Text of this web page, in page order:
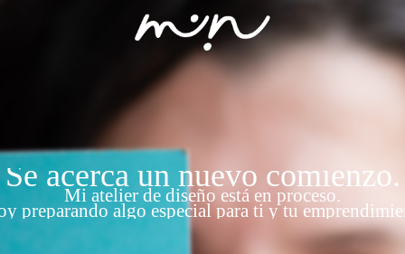
Se acerca un nuevo comienzo.
Mi atelier de diseño está en proceso.
preparando algo especial para ti y tu